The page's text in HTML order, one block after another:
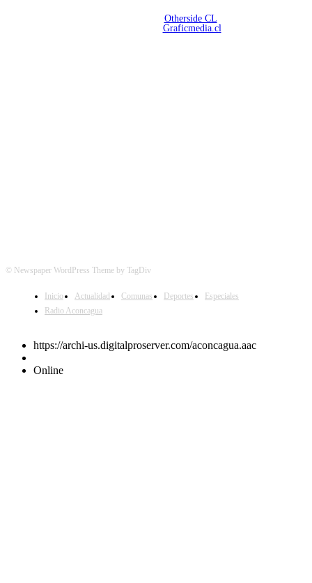
Otherside CL
Graficmedia.cl
© Newspaper WordPress Theme by TagDiv
Inicio Actualidad Comunas Deportes
Especiales
Radio Aconcagua
https://archi-us.digitalproserver.com/aconcagua.aac
Online